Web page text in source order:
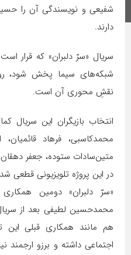
اینستاگرام
شفیعی و نویسندگی آن را
دارند.
سریال «سرّ دلبران» که قرار
شبکه‌های سیما پخش شود،
نقشِ محوری آن است.
انتخاب بازیگران این سریال
محمدکاسبی، فرهاد قائمیان،
متین‌سادات ستوده، جعفر
در این پروژه تلویزیونی قطعی
«سرّ دلبران» دومین
محمدحسین لطیفی بعد از
هم مانند همکاری قبلی این
اجتماعی داشته و برزو ارجمند